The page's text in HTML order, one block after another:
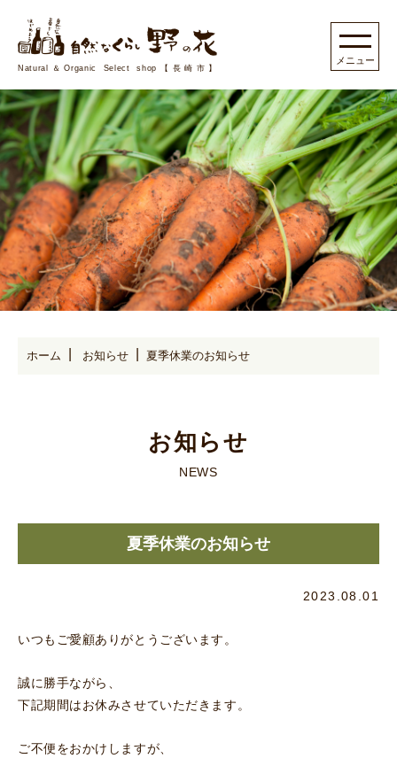
Natural＆Organic Select shop【長崎市】
ホーム お知らせ 夏季休業のお知らせ
お知らせ
NEWS
夏季休業のお知らせ
2023.08.01
いつもご愛顧ありがとうございます。
誠に勝手ながら、
下記期間はお休みさせていただきます。
ご不便をおかけしますが、